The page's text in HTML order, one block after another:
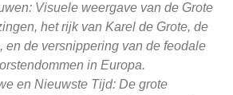
Visuele weergave van de Grote
het rijk van Karel de Grote, de
en de versnippering van de feodale
in Europa.
en Nieuwste Tijd: De grote